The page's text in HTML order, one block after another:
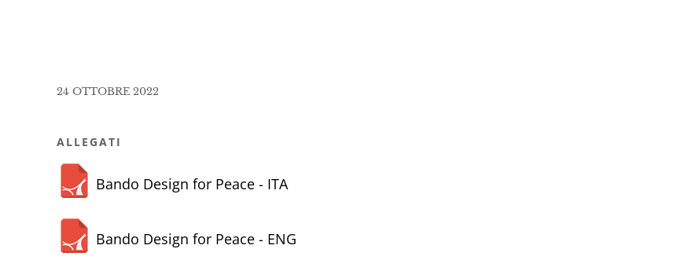
24 OTTOBRE 2022
ALLEGATI
Bando Design for Peace - ITA
Bando Design for Peace - ENG